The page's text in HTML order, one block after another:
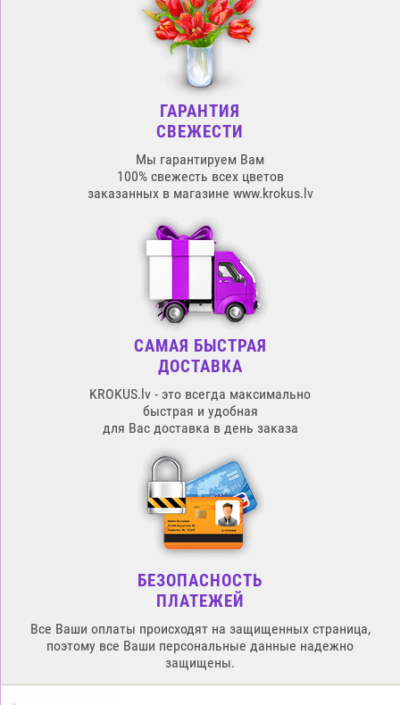
ГАРАНТИЯ
СВЕЖЕСТИ
Мы гарантируем Вам
100% свежесть всех цветов
заказанных в магазине www.krokus.lv
САМАЯ БЫСТРАЯ
ДОСТАВКА
KROKUS.lv - это всегда максимально
быстрая и удобная
для Вас доставка в день заказа
БЕЗОПАСНОСТЬ
ПЛАТЕЖЕЙ
Все Ваши оплаты происходят на защищенных страница,
поэтому все Ваши персональные данные надежно
защищены.